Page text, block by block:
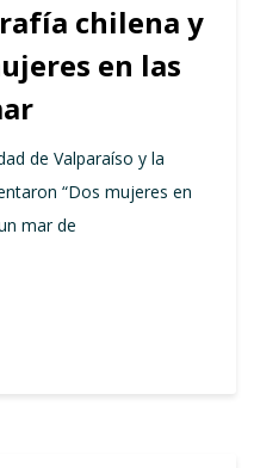
chilena y
en las
de Valparaíso y la
“Dos mujeres en
mar de